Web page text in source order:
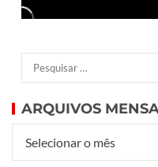
ARQUIVOS